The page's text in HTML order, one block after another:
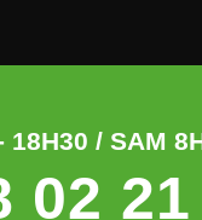
18H30 / SAM
02 21